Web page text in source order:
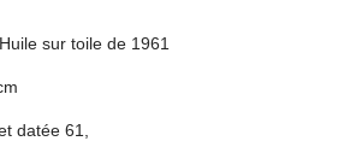
Huile sur toile de 1961
datée 61,